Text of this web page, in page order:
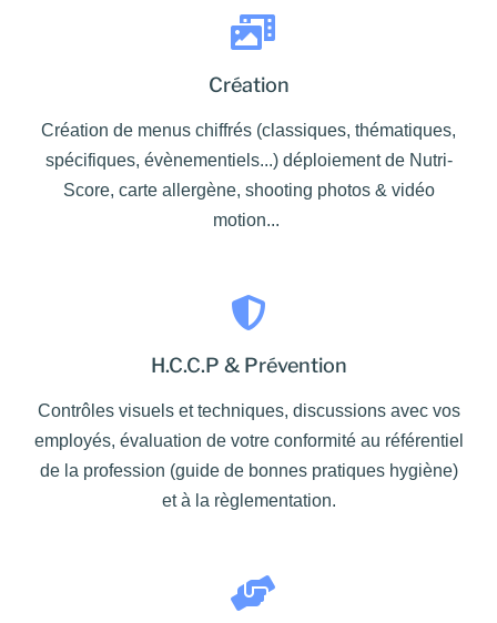
Création
Création de menus chiffrés (classiques, thématiques,
spécifiques, évènementiels...) déploiement de Nutri-
Score, carte allergène, shooting photos & vidéo
motion...
H.C.C.P & Prévention
Contrôles visuels et techniques, discussions avec vos
employés, évaluation de votre conformité au référentiel
de la profession (guide de bonnes pratiques hygiène)
et à la règlementation.